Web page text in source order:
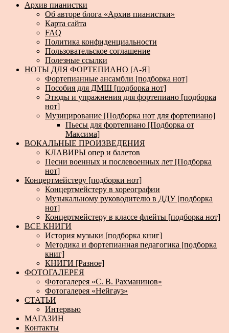
Архив пианистки
Об авторе блога «Архив пианистки»
Карта сайта
FAQ
Политика конфиденциальности
Пользовательское соглашение
Полезные ссылки
НОТЫ ДЛЯ ФОРТЕПИАНО [А-Я]
Фортепианные ансамбли [подборка нот]
Пособия для ДМШ [подборка нот]
Этюды и упражнения для фортепиано [подборка
нот]
Музицирование [Подборка нот для фортепиано]
Пьесы для фортепиано [Подборка от
Максима]
ВОКАЛЬНЫЕ ПРОИЗВЕДЕНИЯ
КЛАВИРЫ опер и балетов
Песни военных и послевоенных лет [Подборка
нот]
Концертмейстеру [подборки нот]
Концертмейстеру в хореографии
Музыкальному руководителю в ДДУ [подборка
нот]
Концертмейстеру в классе флейты [подборка нот]
ВСЕ КНИГИ
История музыки [подборка книг]
Методика и фортепианная педагогика [подборка
книг]
КНИГИ [Разное]
ФОТОГАЛЕРЕЯ
Фотогалерея «С. В. Рахманинов»
Фотогалерея «Нейгауз»
СТАТЬИ
Интервью
МАГАЗИН
Контакты